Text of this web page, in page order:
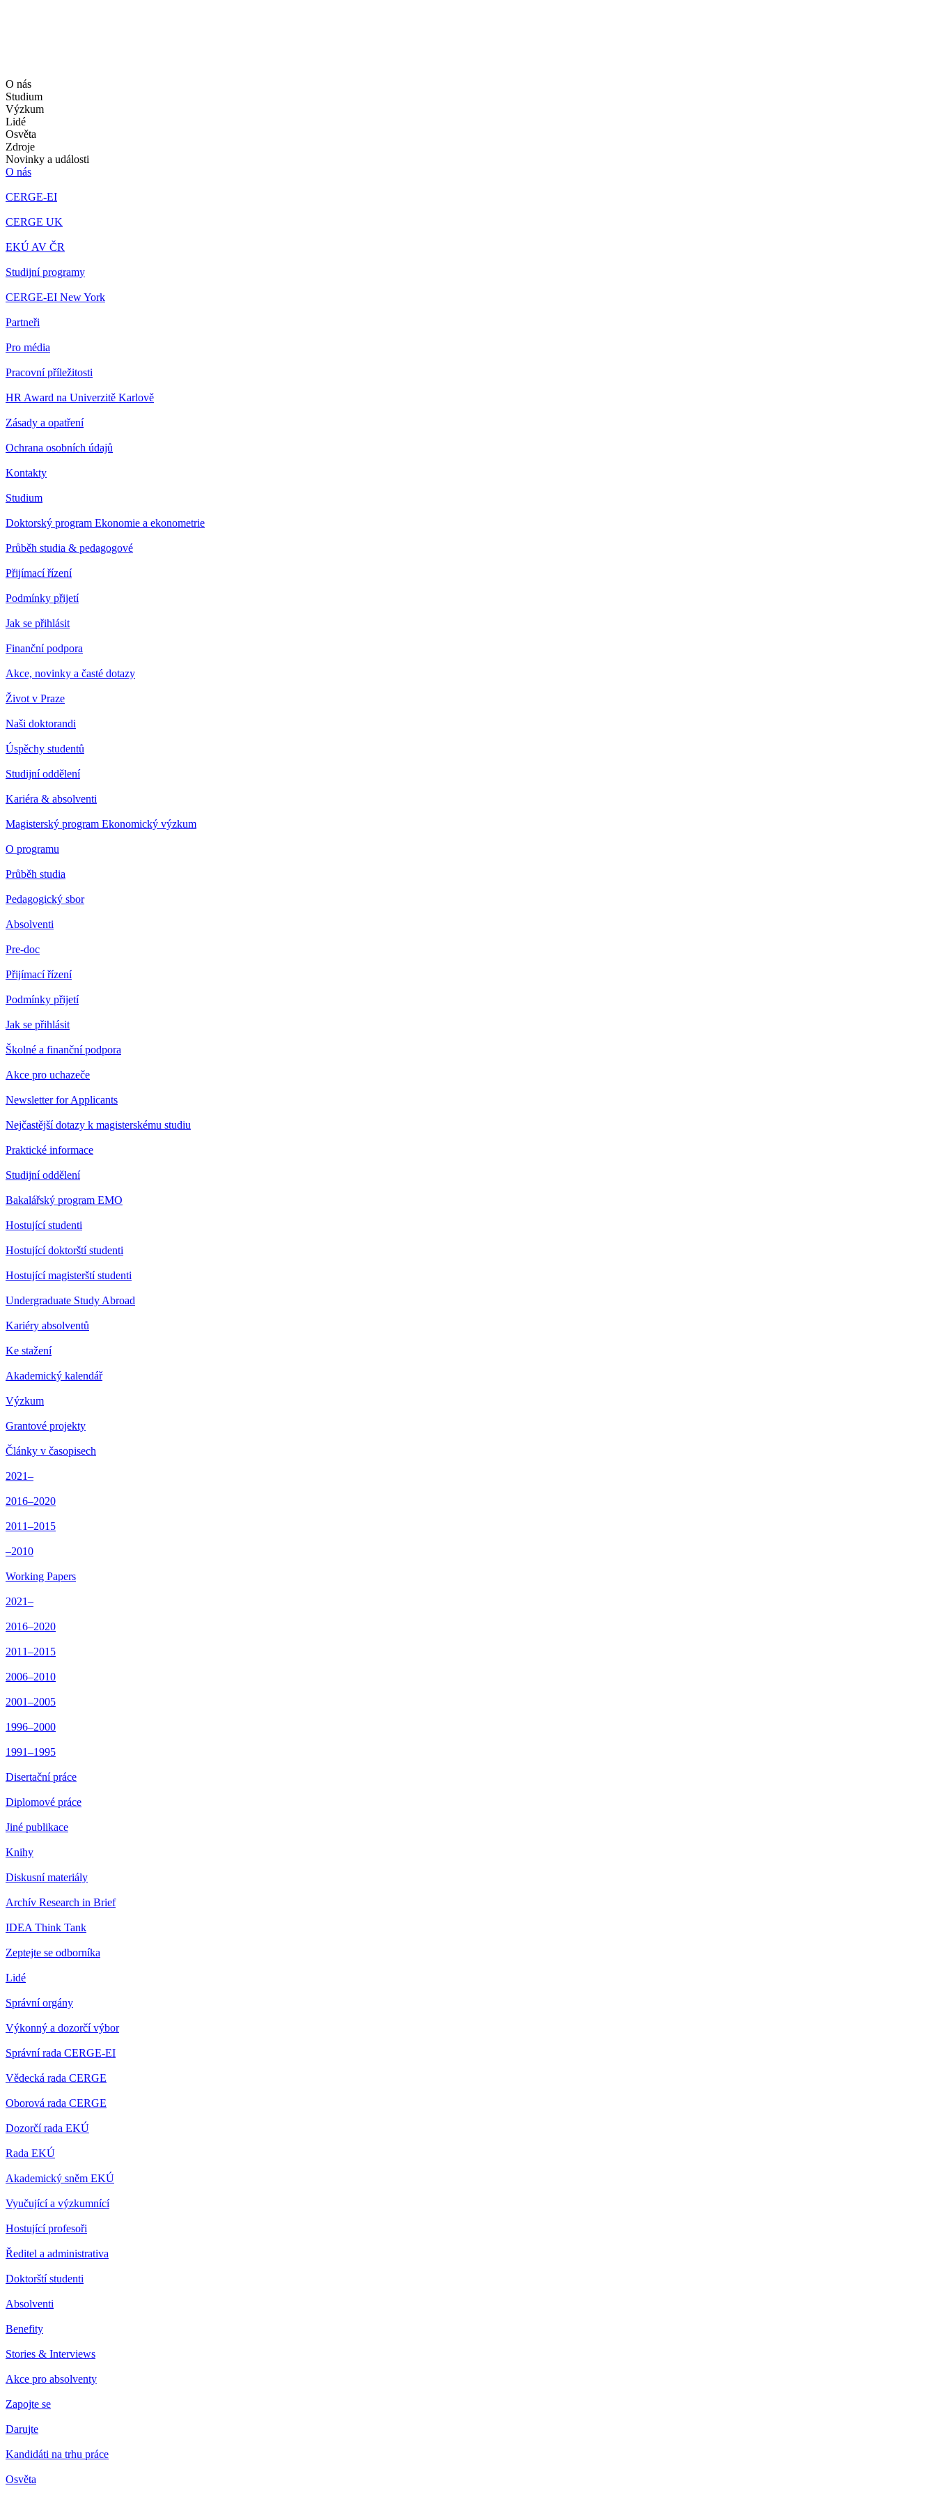
O nás
Studium
Výzkum
Lidé
Osvěta
Zdroje
Novinky a události
O nás
CERGE-EI
CERGE UK
EKÚ AV ČR
Studijní programy
CERGE-EI New York
Partneři
Pro média
Pracovní příležitosti
HR Award na Univerzitě Karlově
Zásady a opatření
Ochrana osobních údajů
Kontakty
Studium
Doktorský program Ekonomie a ekonometrie
Průběh studia & pedagogové
Přijímací řízení
Podmínky přijetí
Jak se přihlásit
Finanční podpora
Akce, novinky a časté dotazy
Život v Praze
Naši doktorandi
Úspěchy studentů
Studijní oddělení
Kariéra & absolventi
Magisterský program Ekonomický výzkum
O programu
Průběh studia
Pedagogický sbor
Absolventi
Pre-doc
Přijímací řízení
Podmínky přijetí
Jak se přihlásit
Školné a finanční podpora
Akce pro uchazeče
Newsletter for Applicants
Nejčastější dotazy k magisterskému studiu
Praktické informace
Studijní oddělení
Bakalářský program EMO
Hostující studenti
Hostující doktorští studenti
Hostující magisterští studenti
Undergraduate Study Abroad
Kariéry absolventů
Ke stažení
Akademický kalendář
Výzkum
Grantové projekty
Články v časopisech
2021–
2016–2020
2011–2015
–2010
Working Papers
2021–
2016–2020
2011–2015
2006–2010
2001–2005
1996–2000
1991–1995
Disertační práce
Diplomové práce
Jiné publikace
Knihy
Diskusní materiály
Archív Research in Brief
IDEA Think Tank
Zeptejte se odborníka
Lidé
Správní orgány
Výkonný a dozorčí výbor
Správní rada CERGE-EI
Vědecká rada CERGE
Oborová rada CERGE
Dozorčí rada EKÚ
Rada EKÚ
Akademický sněm EKÚ
Vyučující a výzkumnící
Hostující profesoři
Ředitel a administrativa
Doktorští studenti
Absolventi
Benefity
Stories & Interviews
Akce pro absolventy
Zapojte se
Darujte
Kandidáti na trhu práce
Osvěta